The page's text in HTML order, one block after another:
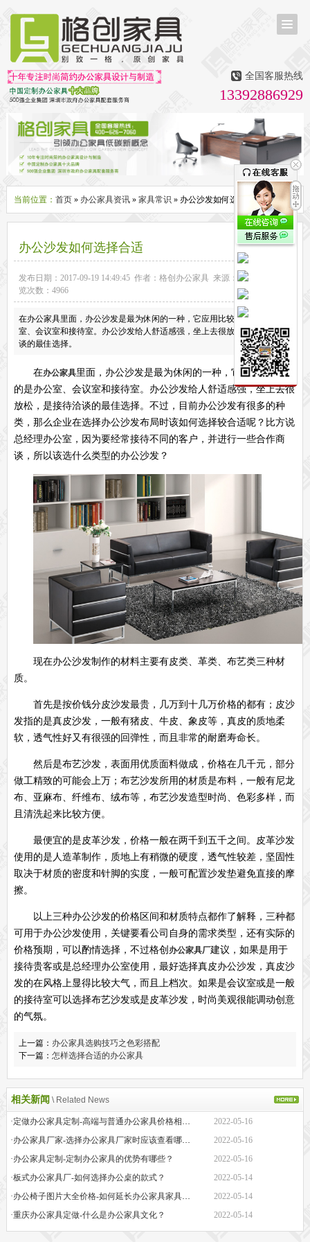
首页
茶台茶桌
多媒体会议室家具
办公屏风隔断系列
办公屏风卡位
高隔断墙 折叠屏风
组合职员台
办公桌系列
经理办公桌
会议桌
办公椅系列
办公沙发|茶几系列
文件柜系列
钢制文件柜
保密文件柜
前台接待系列
培训家具系列
培训桌
培训椅
高铁车站候车椅
酒店公寓家具
他们正在使用格创家具
办公家具资讯
格创动态
行业动态 家具常识 荣誉资质 客户见证
走进格创家具
联系北琛深圳办公家具厂
关于北琛品牌办公家具 企业文化
在线留言
全国客服热线
13392886929
当前位置： 首页» 办公家具资讯» 家具常识 » 办公沙发如何选择合适
办公沙发如何选择合适
发布日期：2017-09-19 14:49:45 作者：格创办公家具 来源：格创家具 浏
览次数：4966
在办公家具里面，办公沙发是最为休闲的一种，它应用比较多的是办公
室、会议室和接待室。办公沙发给人舒适感强，坐上去很放松，是接待洽
谈的最佳选择。
在办公家具里面，办公沙发是最为休闲的一种，它应用比较多
的是办公室、会议室和接待室。办公沙发给人舒适感强，坐上去很
放松，是接待洽谈的最佳选择。不过，目前办公沙发有很多的种
类，那么企业在选择办公沙发布局时该如何选择较合适呢？ 比方说
总经理办公室，因为要经常接待不同的客户，并进行一些合作商
谈，所以该选什么类型的办公沙发？
现在办公沙发制作的材料主要有皮类、革类、布艺类三种材
质。
首先是按价钱分皮沙发最贵，几万到十几万价格的都有；皮沙
发指的是真皮沙发，一般有猪皮、牛皮、象皮等，真皮的质地柔
软，透气性好又有很强的回弹性，而且非常的耐磨寿命长。
然后是布艺沙发，表面用优质面料做成，价格在几千元，部分
做工精致的可能会上万；布艺沙发所用的材质是布料，一般有尼龙
布、亚麻布、纤维布、绒布等，布艺沙发造型时尚、色彩多样，而
且清洗起来比较方便。
最便宜的是皮革沙发，价格一般在两千到五千之间。皮革沙发
使用的是人造革制作，质地上有稍微的硬度，透气性较差，坚固性
取决于材质的密度和针脚的实度，一般可配置沙发垫避免直接的摩
擦。
以上三种办公沙发的价格区间和材质特点都作了解释，三种都
可用于办公沙发使用，关键要看公司自身的需求类型，还有实际的
价格预期，可以酌情选择，不过格创 办公家具厂建议，如果是用于
接待贵客或是总经理办公室使用，最好选择真皮办公沙发，真皮沙
发的在风格上显得比较大气，而且上档次。如果是会议室或是一般
的接待室可以选择布艺沙发或是皮革沙发，时尚美观很能调动创意
的气氛。
上一篇： 办公家具选购技巧之色彩搭配
下一篇： 怎样选择合适的办公家具
相关新闻 \ Related News
2022-05-16
·办公家具厂家-选择办公家具厂家时应该查看哪些方面？
2022-05-16
·办公家具定制-定制办公家具的优势有哪些？
2022-05-16
·板式办公家具厂-如何选择办公桌的款式？
2022-05-14
·办公椅子图片大全价格-如何延长办公家具家具的保质期？
2022-05-14
·重庆办公家具定做-什么是办公家具文化？
2022-05-14